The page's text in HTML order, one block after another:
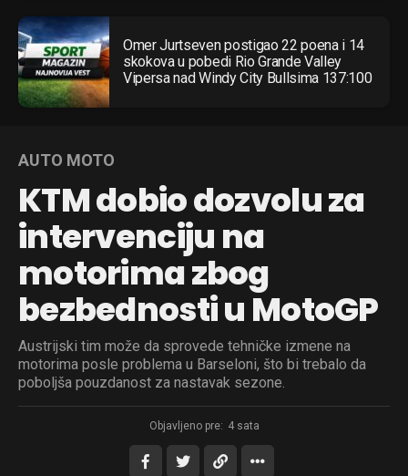
Omer Jurtseven postigao 22 poena i 14
skokova u pobedi Rio Grande Valley
Vipersa nad Windy City Bullsima 137:100
AUTO MOTO
KTM dobio dozvolu za
intervenciju na
motorima zbog
bezbednosti u MotoGP
Austrijski tim može da sprovede tehničke izmene na
motorima posle problema u Barseloni, što bi trebalo da
poboljša pouzdanost za nastavak sezone.
Objavljeno pre: 4 sata